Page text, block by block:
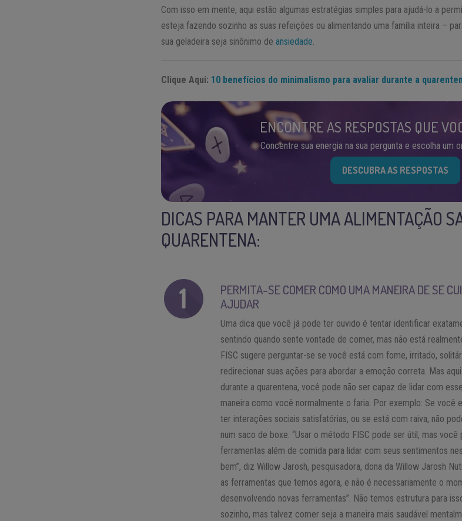
Com isso em mente, aqui estão algumas estratégias simples para ajudá-lo a
esteja fazendo sozinho as suas refeições ou alimentando uma família inteira –
sua geladeira seja sinônimo deansiedade.
Clique Aqui: 10 benefícios do minimalismo para avaliar durante a
ENCONTRE AS RESPOSTAS QUE
Concentre sua energia na sua pergunta e escolha um
DESCUBRA AS RESPOSTAS
DICAS PARA MANTER UMA ALIMENTAÇÃO
QUARENTENA:
PERMITA-SE COMER COMO UMA MANEIRA DE SE
AJUDAR
Uma dica que você já pode ter ouvido é tentar identificar
sentindo quando sente vontade de comer, mas não está
FISC sugere perguntar-se se você está com fome, irritado,
redirecionar suas ações para abordar a emoção correta. Mas
durante a quarentena, você pode não ser capaz de lidar com
maneira como você normalmente o faria. Por exemplo: Se você
ter interações sociais satisfatórias, ou se está com raiva, não
num saco de boxe. “Usar o método FISC pode ser útil, mas
ferramentas além de comida para lidar com seus sentimentos
bem”, diz Willow Jarosh, pesquisadora, dona da Willow Jarosh
as ferramentas que temos agora, e não é necessariamente o
desenvolvendo novas ferramentas”. Não temos estrutura para
sozinho, mas talvez comer seja a maneira mais saudável